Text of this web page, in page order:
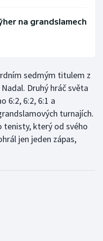
na grandslamech
sedmým titulem z
Druhý hráč světa
6:2, 6:2, 6:1 a
turnajích.
tenisty, který od svého
jen jeden zápas,